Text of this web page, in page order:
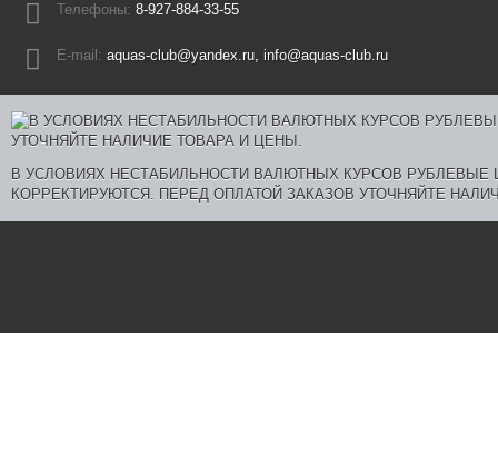
Телефоны: 8-927-884-33-55
E-mail: aquas-club@yandex.ru, info@aquas-club.ru
В УСЛОВИЯХ НЕСТАБИЛЬНОСТИ ВАЛЮТНЫХ КУРСОВ
КОРРЕКТИРУЮТСЯ. ПЕРЕД ОПЛАТОЙ ЗАКАЗОВ УТОЧНЯЙТЕ